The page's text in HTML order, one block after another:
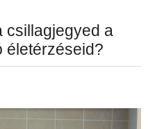
csillagjegyed a
életérzéseid?